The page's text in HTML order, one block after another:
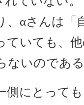
、αさんは「
ていても、
ないのであ
にとって